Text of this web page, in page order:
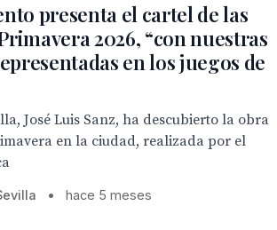
presenta el cartel de las
2026, “con nuestras
en los juegos de
José Luis Sanz, ha descubierto la obra
en la ciudad, realizada por el
• hace 5 meses